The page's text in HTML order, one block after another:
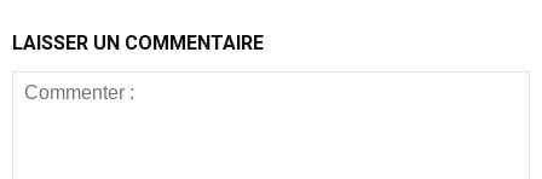
LAISSER UN COMMENTAIRE